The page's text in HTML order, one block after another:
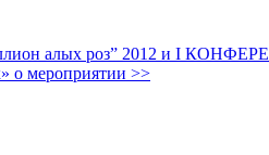
алых роз” 2012 и I
о мероприятии >>